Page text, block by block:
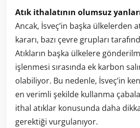
Atık ithalatının olumsuz
Ancak, İsveç’in başka ülkelerden
kararı, bazı çevre grupları
Atıkların başka ülkelere
işlenmesi sırasında ek karbon
olabiliyor. Bu nedenle, İsveç’in
en verimli şekilde kullanma
ithal atıklar konusunda daha
gerektiği vurgulanıyor.